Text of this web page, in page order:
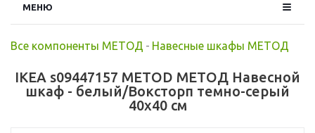
МЕНЮ
Все компоненты МЕТОД - Навесные шкафы МЕТОД
IKEA s09447157 METOD МЕТОД Навесной
шкаф - белый/Воксторп темно-серый
40x40 см